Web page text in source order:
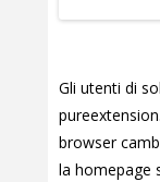
Gli utenti di
browser
la homepage